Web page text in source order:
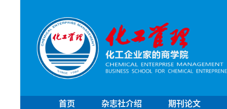
首页 杂志社介绍 期刊论文